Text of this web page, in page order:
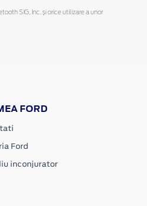
SIG, Inc. și orice utilizare a unor
FORD
Ford
inconjurator